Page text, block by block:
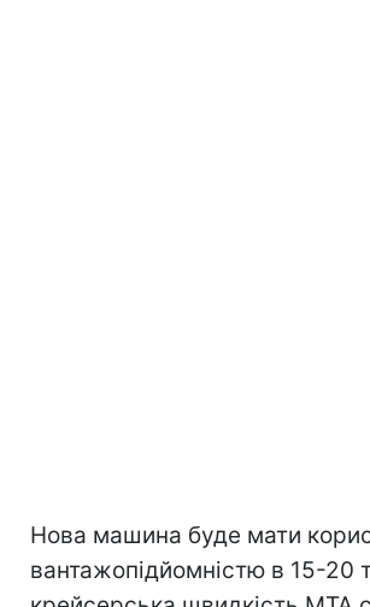
Нова машина буде мати
вантажопідйомністю в 15-20